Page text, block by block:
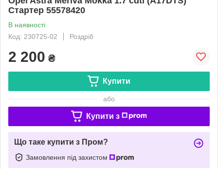
Стартер 55578420
В наявності
Код: 230725-02
Роздріб
2 200 ₴
Купити
або
Купити з
Що таке купити з Пром?
Замовлення під захистом